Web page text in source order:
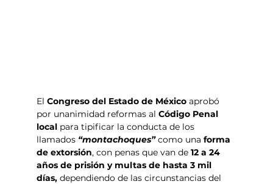
El Congreso del Estado de México aprobó
por unanimidad reformas al Código Penal
local para tipificar la conducta de los
llamados “montachoques” como una forma
de extorsión, con penas que van de 12 a 24
años de prisión y multas de hasta 3 mil
días, dependiendo de las circunstancias del